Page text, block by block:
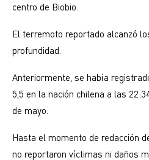
centro de Biobio.
El terremoto reportado alcanzó
profundidad.
Anteriormente, se había
5,5 en la nación chilena a las
de mayo.
Hasta el momento de redacción
no reportaron víctimas ni daños